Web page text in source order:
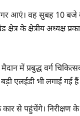
आएं। वह सुबह 10 बजे
के क्षेत्रीय अध्यक्ष
में प्रबुद्ध वर्ग
एलईडी भी लगाई
से पहुंचेंगे। निरीक्षण